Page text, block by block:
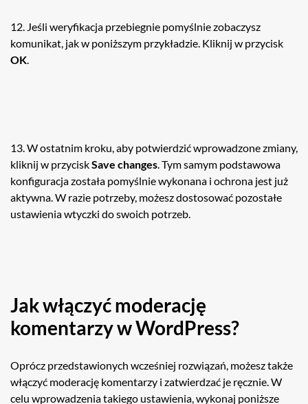
12. Jeśli weryfikacja przebiegnie pomyślnie zobaczysz
komunikat, jak w poniższym przykładzie. Kliknij w przycisk
OK.
13. W ostatnim kroku, aby potwierdzić wprowadzone zmiany,
kliknij w przyciskSave changes. Tym samym podstawowa
konfiguracja została pomyślnie wykonana i ochrona jest już
aktywna. W razie potrzeby, możesz dostosować pozostałe
ustawienia wtyczki do swoich potrzeb.
Jak włączyć moderację
komentarzy w WordPress?
Oprócz przedstawionych wcześniej rozwiązań, możesz także
włączyć moderację komentarzy i zatwierdzać je ręcznie. W
celu wprowadzenia takiego ustawienia, wykonaj poniższe